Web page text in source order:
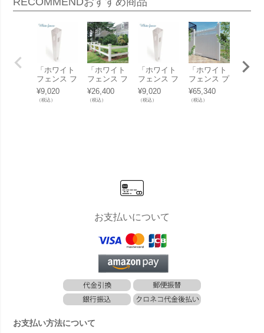
「ホワイト
フェンス フ
ァーム2型
用ポスト」
¥9,020
（税込）
「ホワイト
フェンス フ
ァーム2
型」
¥26,400
（税込）
「ホワイト
フェンス フ
ァーム3型
用ポスト」
¥9,020
（税込）
「ホワイト
フェンス プ
ライバシー
2型」
¥65,340
（税込）
「ホ
お支払いについて
お支払い方法について